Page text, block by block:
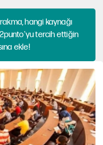
hangi kaynağı
tercih ettiğin
ekle!